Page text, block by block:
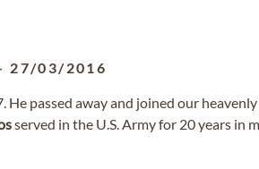
27/03/2016
He passed away and joined our
served in the U.S. Army for 20 years in